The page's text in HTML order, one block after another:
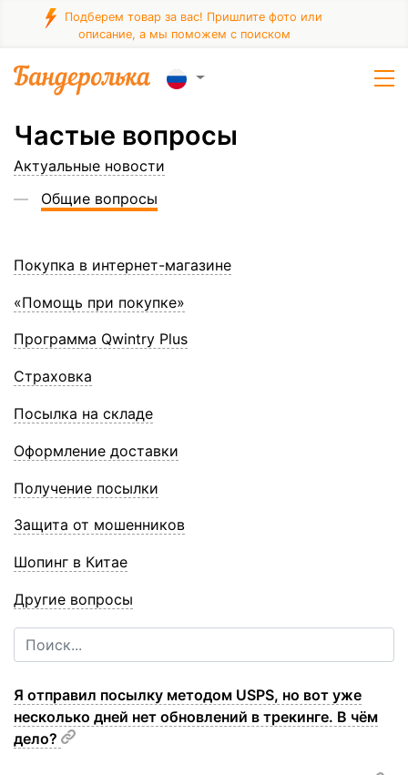
Подберем товар за вас! Пришлите фото или
описание, а мы поможем с поиском
Частые вопросы
Актуальные новости
Общие вопросы
Покупка в интернет-магазине
«Помощь при покупке»
Программа Qwintry Plus
Страховка
Посылка на складе
Оформление доставки
Получение посылки
Защита от мошенников
Шопинг в Китае
Другие вопросы
Я отправил посылку методом USPS, но вот уже
несколько дней нет обновлений в трекинге. В чём
дело?